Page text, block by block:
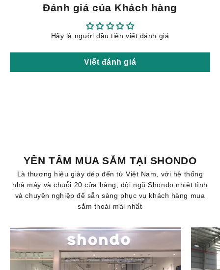
Đánh giá của Khách hàng
Hãy là người đầu tiên viết đánh giá
Viết đánh giá
YÊN TÂM MUA SẮM TẠI SHONDO
Là thương hiệu giày dép đến từ Việt Nam, với hệ thống
nhà máy và chuỗi 20 cửa hàng, đội ngũ Shondo nhiệt tình
và chuyên nghiệp để sẵn sàng phục vụ khách hàng mua
sắm thoải mái nhất